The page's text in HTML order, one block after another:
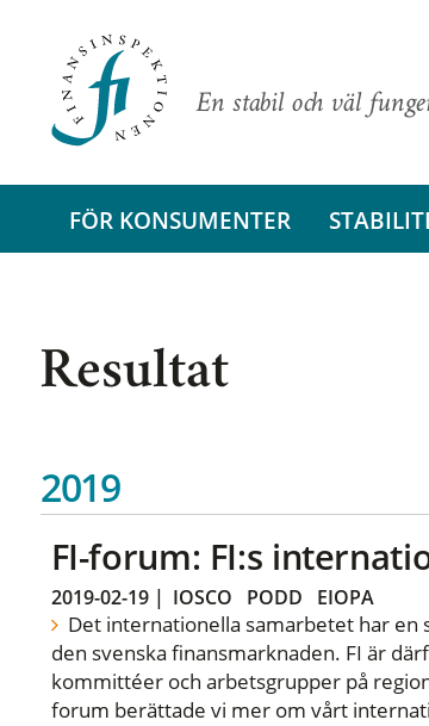
En stabil och väl
FÖR KONSUMENTER
Resultat
2019
FI-forum: FI:s
2019-02-19| IOSCO PODD EIOPA
Det internationella samarbetet har en
den svenska finansmarknaden. FI är
kommittéer och arbetsgrupper på
forum berättade vi mer om vårt